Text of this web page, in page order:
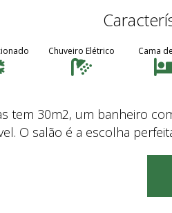
Chuveiro Elétrico Cama
tem 30m2, um banheiro
O salão é a escolha